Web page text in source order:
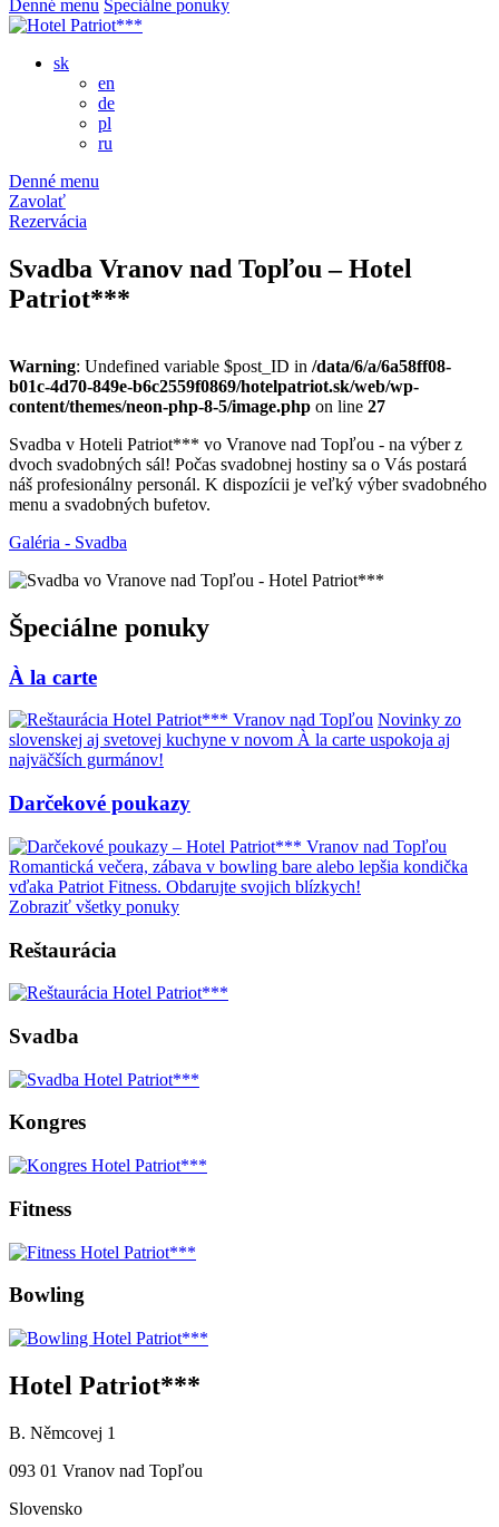
Denné menu Špeciálne ponuky
sk
en
de
pl
ru
Denné menu
Zavolať
Rezervácia
Svadba Vranov nad Topľou – Hotel
Patriot***
Warning: Undefined variable $post_ID in /data/6/a/6a58ff08-
b01c-4d70-849e-b6c2559f0869/hotelpatriot.sk/web/wp-
content/themes/neon-php-8-5/image.php on line 27
Svadba v Hoteli Patriot*** vo Vranove nad Topľou - na výber z
dvoch svadobných sál! Počas svadobnej hostiny sa o Vás postará
náš profesionálny personál. K dispozícii je veľký výber svadobného
menu a svadobných bufetov.
Galéria - Svadba
Špeciálne ponuky
À la carte
Novinky zo
slovenskej aj svetovej kuchyne v novom À la carte uspokoja aj
najväčších gurmánov!
Darčekové poukazy
Romantická večera, zábava v bowling bare alebo lepšia kondička
vďaka Patriot Fitness. Obdarujte svojich blízkych!
Zobraziť všetky ponuky
Reštaurácia
Svadba
Kongres
Fitness
Bowling
Hotel Patriot***
B. Němcovej 1
093 01 Vranov nad Topľou
Slovensko